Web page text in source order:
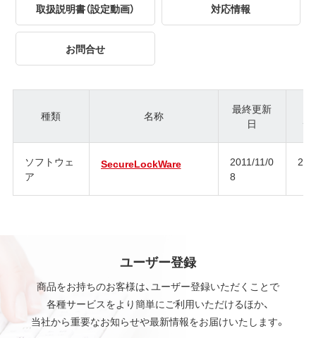
取扱説明書（設定動画） 対応情報
お問合せ
種類 名称
最終更新
日
ジ
ソフトウェ
ア
SecureLockWare
2011/11/0
8
ユーザー登録
商品をお持ちのお客様は、ユーザー登録いただくことで
各種サービスをより簡単にご利用いただけるほか、
当社から重要なお知らせや最新情報をお届けいたします。